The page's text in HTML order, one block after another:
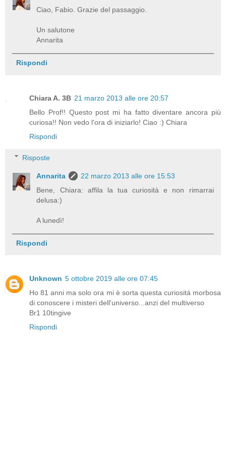
Ciao, Fabio. Grazie del passaggio.
Un salutone
Annarita
Rispondi
Chiara A. 3B 21 marzo 2013 alle ore 20:57
Bello Prof!! Questo post mi ha fatto diventare ancora più
curiosa!! Non vedo l'ora di iniziarlo! Ciao :) Chiara
Rispondi
Risposte
Annarita
22 marzo 2013 alle ore 15:53
Bene, Chiara: affila la tua curiosità e non rimarrai
delusa:)
A lunedì!
Rispondi
Unknown 5 ottobre 2019 alle ore 07:45
Ho 81 anni ma solo ora mi è sorta questa curiositá morbosa
di conoscere i misteri dell'universo...anzi del multiverso
Br1 10tingive
Rispondi